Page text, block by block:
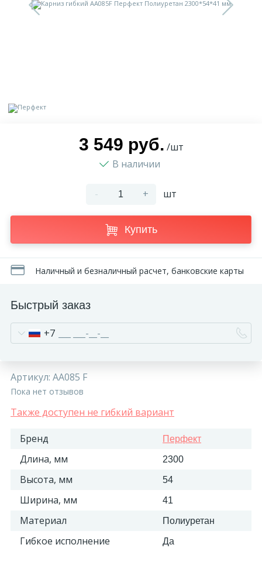
3 549 руб. /шт
В наличии
- + шт
Купить
Наличный и безналичный расчет, банковские карты
Быстрый заказ
+7
Артикул: AA085 F
Пока нет отзывов
Также доступен не гибкий вариант
Бренд Перфект
Длина, мм 2300
Высота, мм 54
Ширина, мм 41
Материал Полиуретан
Гибкое исполнение Да
Доставка
Сотрудничество